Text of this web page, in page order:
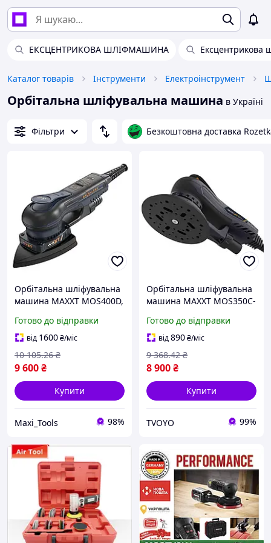
ЕКСЦЕНТРИКОВА ШЛІФМАШИНА
Каталог товарів Інструменти Електроінструмент
Орбітальна шліфувальна машина в Україні
Фільтри Безкоштовна доставка
Орбітальна шліфувальна
машина MAXXT MOS400D,
(MOS400D) для роботи у
кутах та важкодоступних
місцях
Готово до відправки
від 1600₴/міс
9 600₴
10 105.26 ₴
Купити
Maxi_Tools 98%
Орбітальна шліфувальна
машина MAXXT MOS350C-
10000 об/хв)
Готово до відправки
від890₴/міс
8 900₴
9 368.42 ₴
Купити
TVOYO 99%